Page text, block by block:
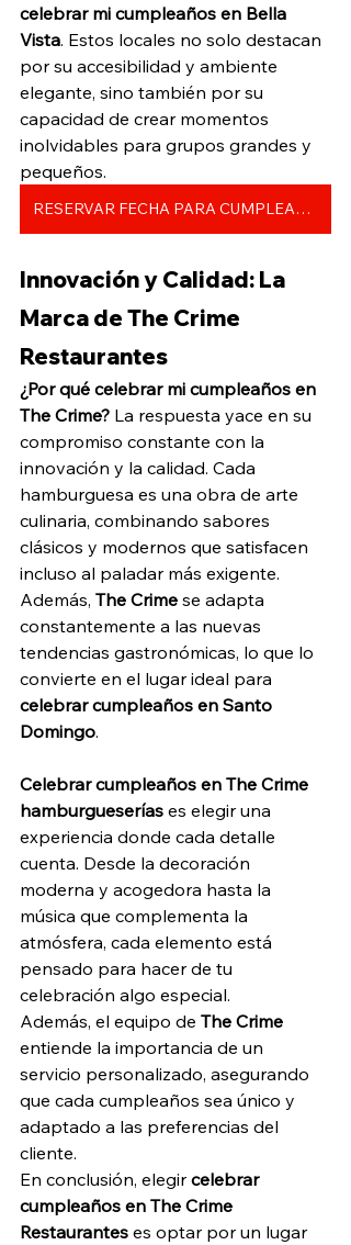
celebrar mi cumpleaños en Bella
Vista. Estos locales no solo destacan
por su accesibilidad y ambiente
elegante, sino también por su
capacidad de crear momentos
inolvidables para grupos grandes y
pequeños.
RESERVAR FECHA PARA CUMPLEAÑOS
Innovación y Calidad: La
Marca de The Crime
Restaurantes
¿Por qué celebrar mi cumpleaños en
The Crime? La respuesta yace en su
compromiso constante con la
innovación y la calidad. Cada
hamburguesa es una obra de arte
culinaria, combinando sabores
clásicos y modernos que satisfacen
incluso al paladar más exigente.
Además, The Crime se adapta
constantemente a las nuevas
tendencias gastronómicas, lo que lo
convierte en el lugar ideal para
celebrar cumpleaños en Santo
Domingo.
Celebrar cumpleaños en The Crime
hamburgueserías es elegir una
experiencia donde cada detalle
cuenta. Desde la decoración
moderna y acogedora hasta la
música que complementa la
atmósfera, cada elemento está
pensado para hacer de tu
celebración algo especial.
Además, el equipo de The Crime
entiende la importancia de un
servicio personalizado, asegurando
que cada cumpleaños sea único y
adaptado a las preferencias del
cliente.
En conclusión, elegir celebrar
cumpleaños en The Crime
Restaurantes es optar por un lugar